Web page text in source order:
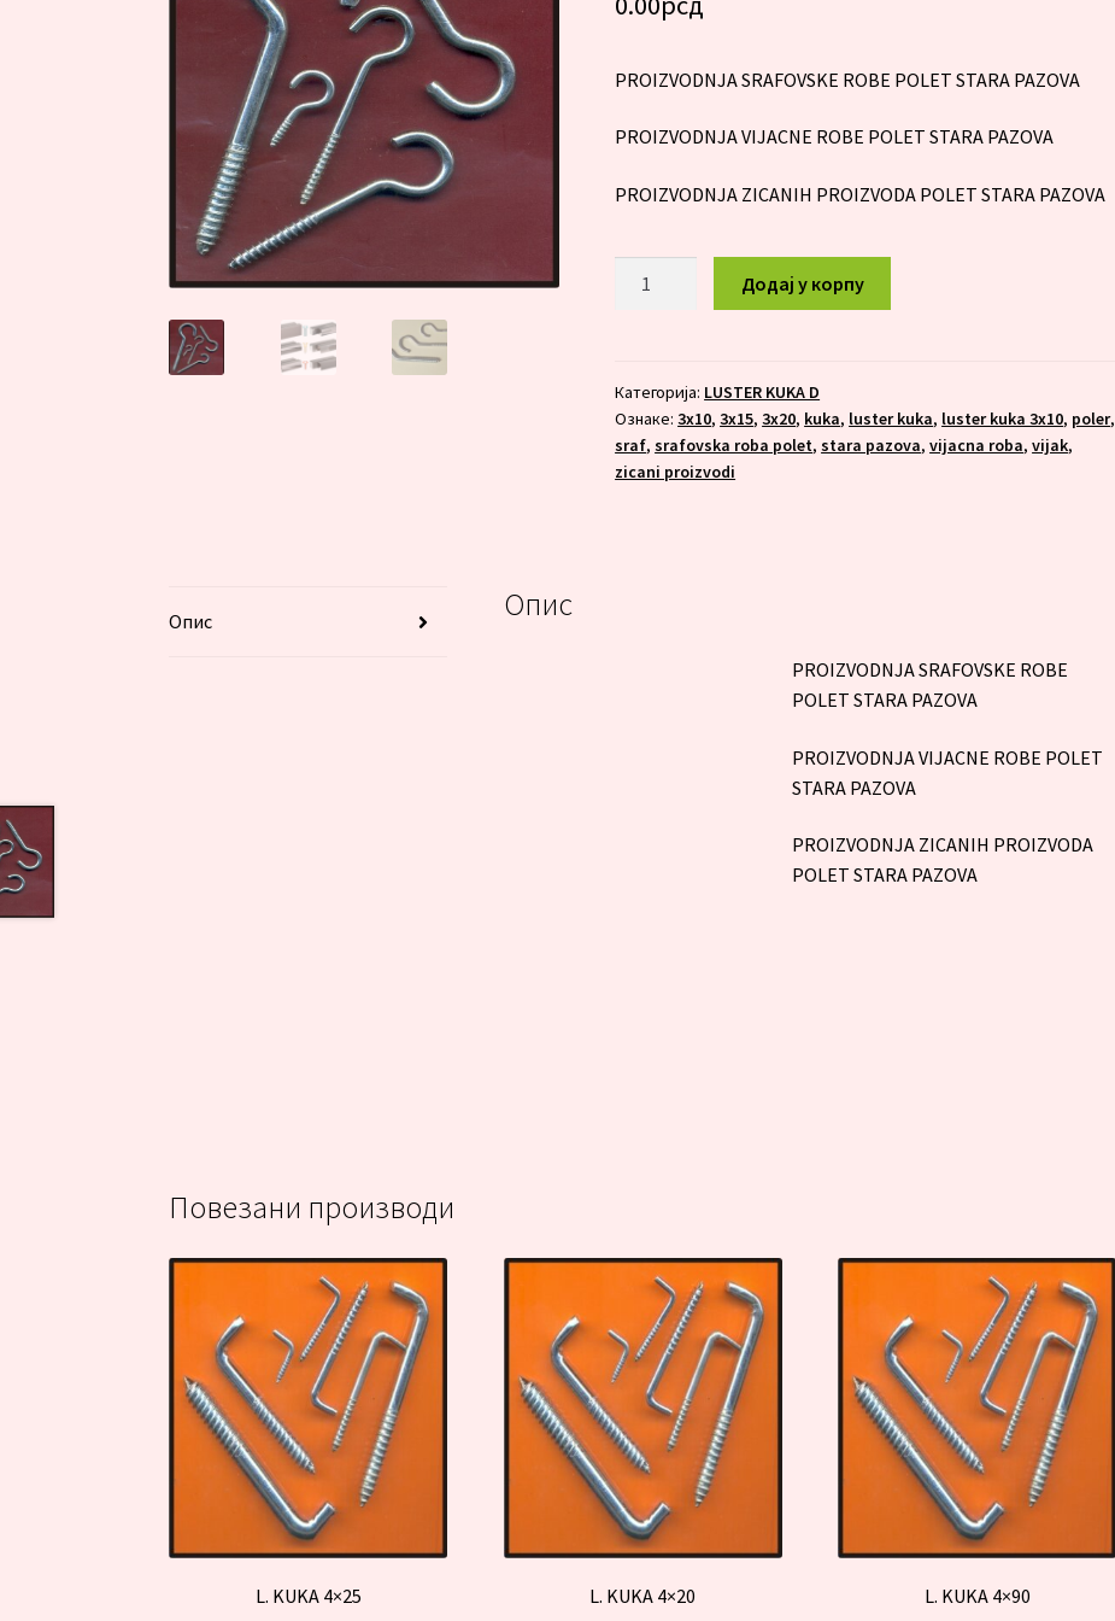
PROIZVODNJA SRAFOVSKE ROBE POLET STARA PAZOVA
PROIZVODNJA VIJACNE ROBE POLET STARA PAZOVA
PROIZVODNJA ZICANIH PROIZVODA POLET STARA PAZOVA
Додај у корпу
Категорија: LUSTER KUKA D
Ознаке:3x10,3x15,3x20, kuka, luster kuka, luster kuka 3x10, poler,
sraf,srafovska roba polet,stara pazova,vijacna roba,vijak,
zicani proizvodi
Опис Опис
PROIZVODNJA SRAFOVSKE ROBE
POLET STARA PAZOVA
PROIZVODNJA VIJACNE ROBE POLET
STARA PAZOVA
PROIZVODNJA ZICANIH PROIZVODA
POLET STARA PAZOVA
Повезани производи
L. KUKA 4×25 L. KUKA 4×20 L. KUKA 4×90